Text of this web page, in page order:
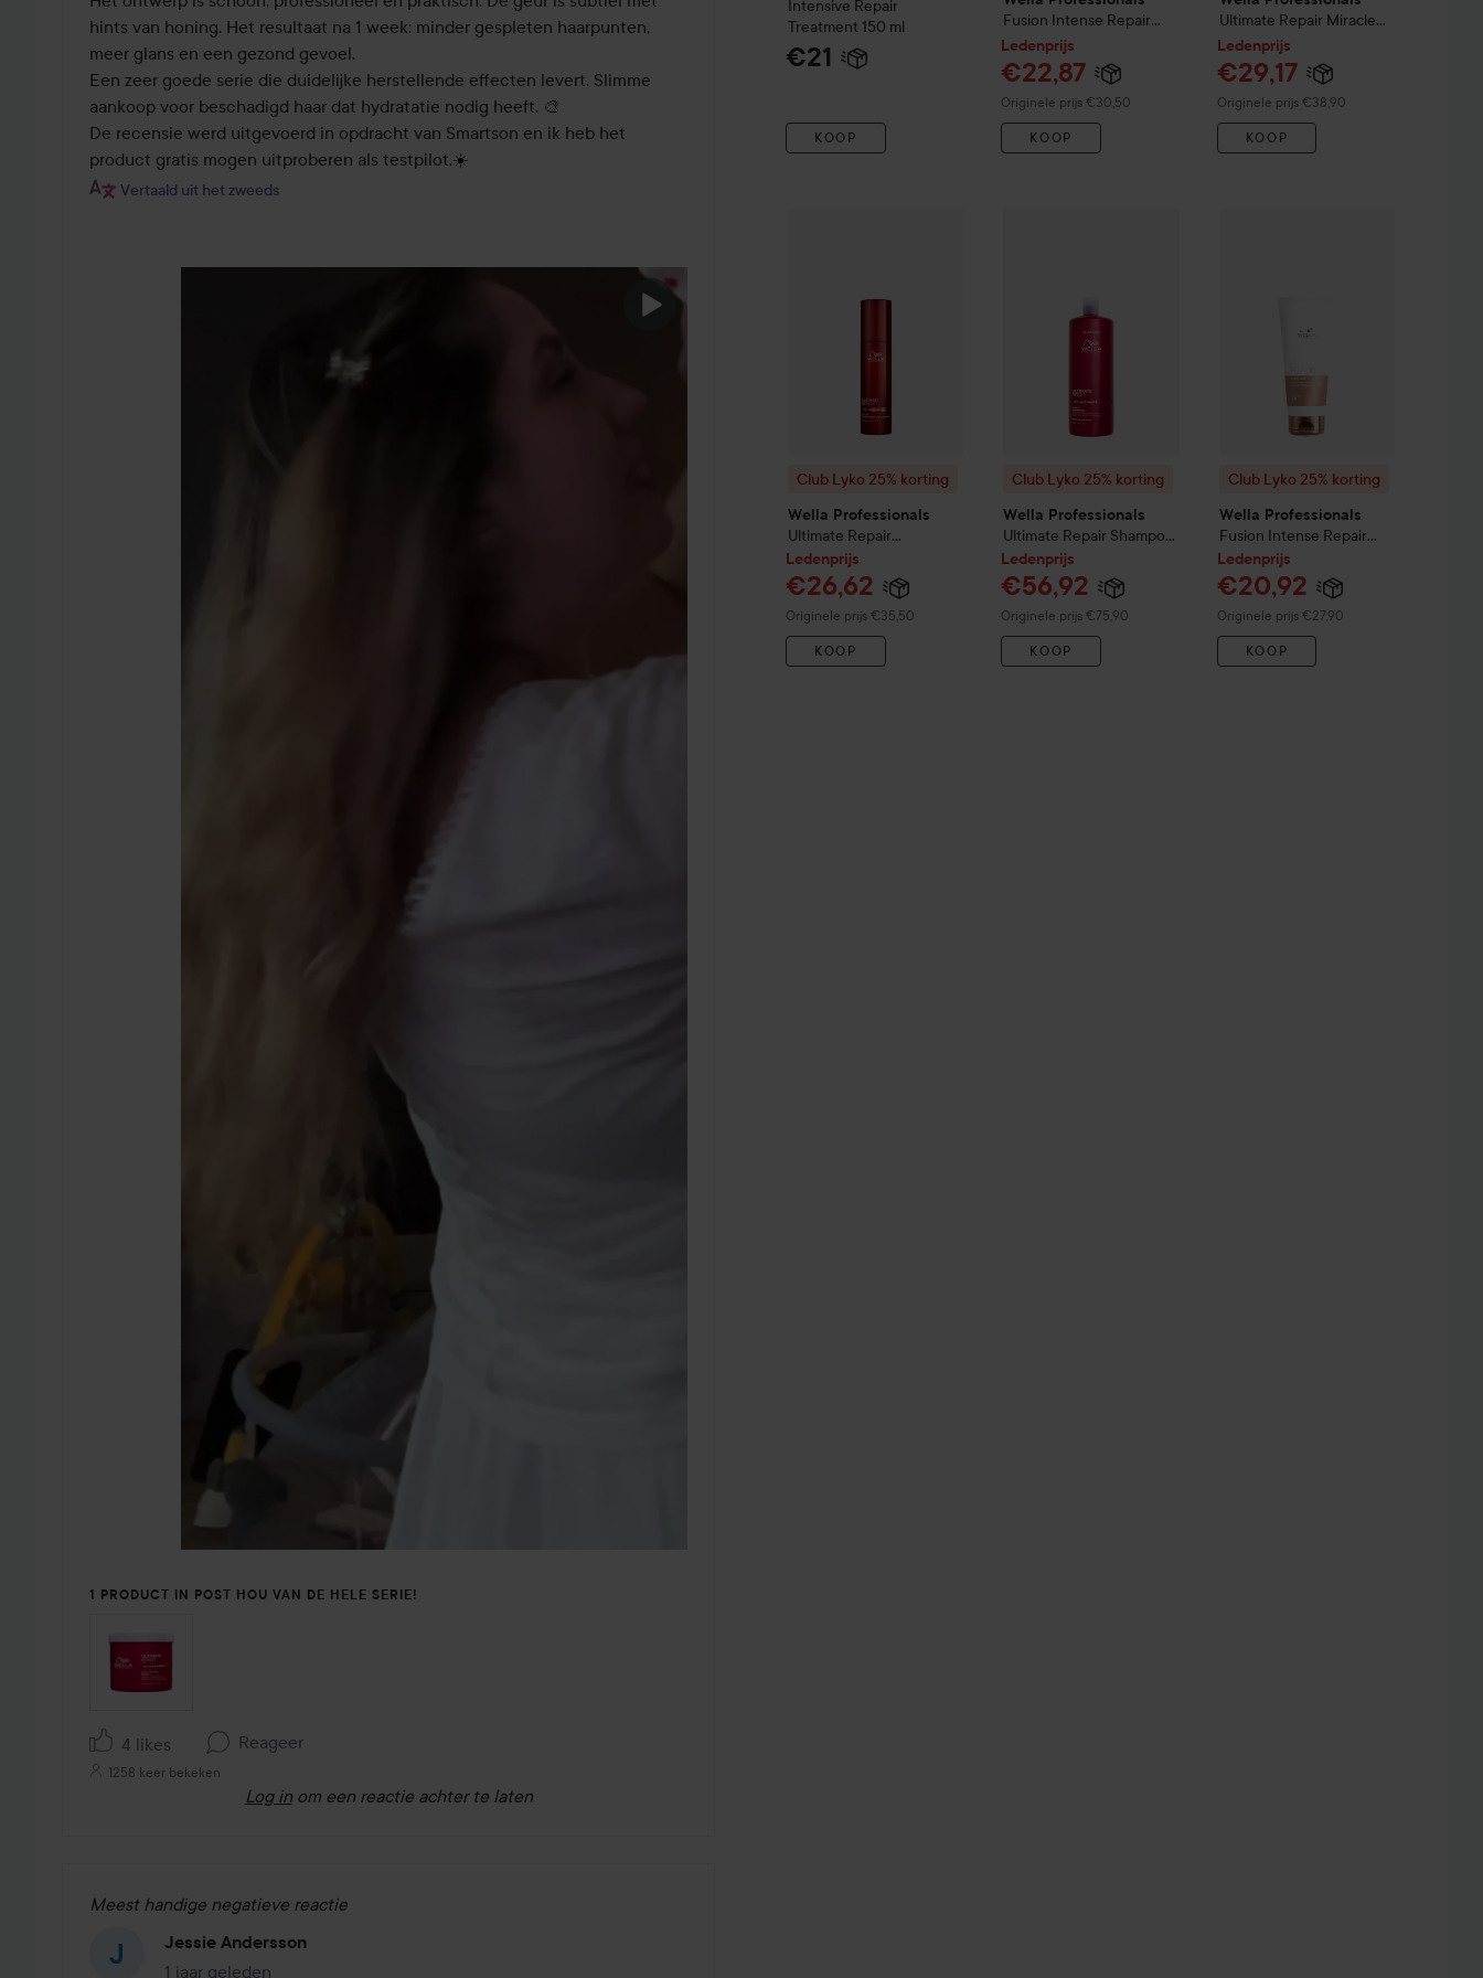
hints van honing. Het resultaat na 1 week: minder gespleten haarpunten,
meer glans en een gezond gevoel.
Een zeer goede serie die duidelijke herstellende effecten levert. Slimme
aankoop voor beschadigd haar dat hydratatie nodig heeft. 🎨
De recensie werd uitgevoerd in opdracht van Smartson en ik heb het
product gratis mogen uitproberen als testpilot.☀️
Vertaald uit het zweeds
1 PRODUCT IN POST HOU VAN DE HELE SERIE!
4 likes Reageer
1258 keer bekeken
Log in om een reactie achter te laten
Meest handige negatieve reactie
Jessie Andersson
1 jaar geleden
Het bericht is gemaakt 1 jaar geleden
Intensive Repair
Treatment 150 ml
€21
KOOP
Fusion Intense Repair
Mask150 ml
Ledenprijs
€22,87
Originele prijs €30,50
Normale prijs €30,50
KOOP
Ultimate Repair Miracle
Hair Rescue
Ledenprijs
€29,17
Originele prijs €38,90
Normale prijs €38,90
KOOP
Club Lyko 25% korting
Wella Professionals
Ultimate Repair
Protective Leave-in
Ledenprijs
€26,62
Originele prijs €35,50
Normale prijs €35,50
KOOP
Club Lyko 25% korting
Wella Professionals
Ultimate Repair Shampoo
1000 ml
Ledenprijs
€56,92
Originele prijs €75,90
Normale prijs €75,90
KOOP
Club Lyko 25% korting
Wella Professionals
Fusion Intense Repair
Conditioner
Ledenprijs
€20,92
Originele prijs €27,90
Normale prijs €27,90
KOOP